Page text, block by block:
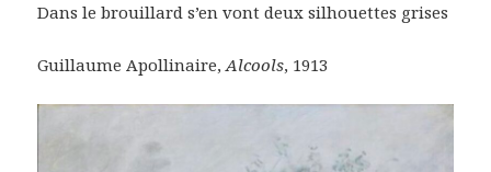
Dans le brouillard s’en vont deux silhouettes grises
Guillaume Apollinaire,Alcools, 1913